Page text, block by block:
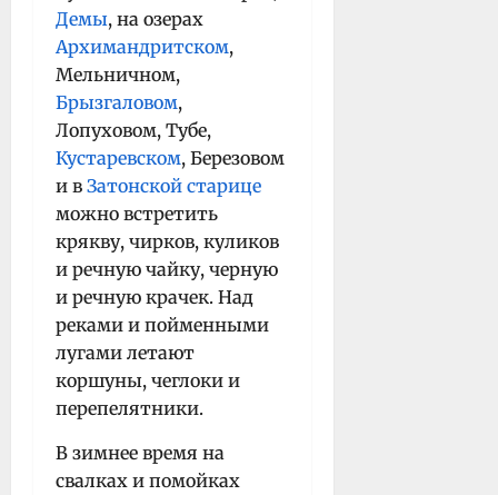
Демы, на озерах
Архимандритском,
Мельничном,
Брызгаловом,
Лопуховом, Тубе,
Кустаревском, Березовом
и в Затонской старице
можно встретить
крякву, чирков, куликов
и речную чайку, черную
и речную крачек. Над
реками и пойменными
лугами летают
коршуны, чеглоки и
перепелятники.
В зимнее время на
свалках и помойках